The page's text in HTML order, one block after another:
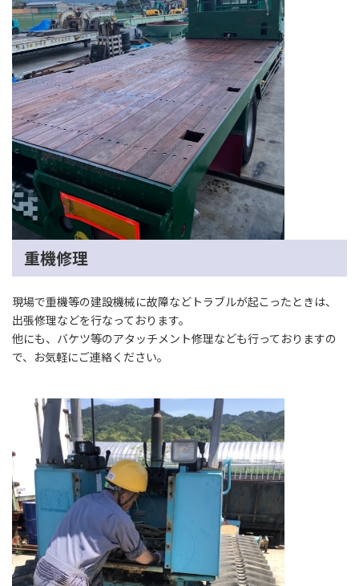
重機修理
現場で重機等の建設機械に故障などトラブルが起こったときは、
出張修理などを行なっております。
他にも、バケツ等のアタッチメント修理なども行っておりますの
で、お気軽にご連絡ください。